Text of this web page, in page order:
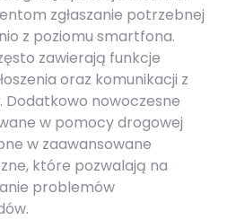
zgłaszanie potrzebnej
z poziomu smartfona.
zawierają funkcje
oraz komunikacji z
nowoczesne
w pomocy drogowej
w zaawansowane
które pozwalają na
problemów